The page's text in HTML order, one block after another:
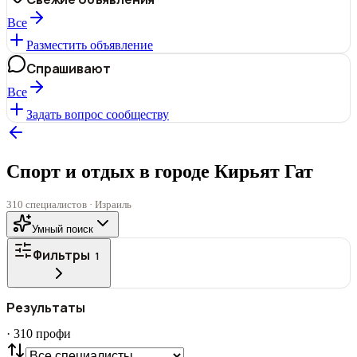
Все
Разместить объявление
Спрашивают
Все
Задать вопрос сообществу
Спорт и отдых в городе Кирьят Гат
310 специалистов · Израиль
Умный поиск
Фильтры 1
Все
СТАТУС
Результаты
· 310 профи